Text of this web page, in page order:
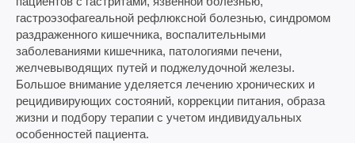
гастроэзофагеальной рефлюксной болезнью, синдромом
раздраженного кишечника, воспалительными
заболеваниями кишечника, патологиями печени,
желчевыводящих путей и поджелудочной железы.
Большое внимание уделяется лечению хронических и
рецидивирующих состояний, коррекции питания, образа
жизни и подбору терапии с учетом индивидуальных
особенностей пациента.